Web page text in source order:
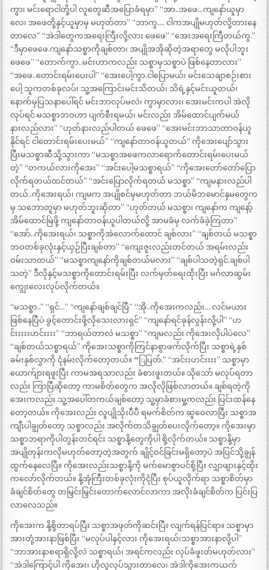
ကွာ၊ မင်းရောငါတို့ပါ လူတွေဆီအပြောခံရမှာ” “အာ..အဖေ…ကျနော်ယူမှာ
လေ၊ အဖေတို့နှင့်ယူမှာမှ မဟုတ်တာ” “ဘာကွ…. ငါကအပျိုမဟုတ်လို့တားနေ
တာလေ” “အဲဒါတွေကအရေးကြီးလို့လား ဖေဖေ” “အေးအရေးကြီတယ်ကွ.”
“ဒီမှာဖေဖေ.ကျနော်သစ္စာကိုချစ်တာ၊ အပျိုအအိုဆိုတဲ့အရာတွေ မလိုပါဘူး
ဖေဖေ” “တောက်ကွာ..မင်းဟာကလည်း သစ္စာမှသစ္စာပဲ ဖြစ်နေတာလား”
“အဖေ..တောင်းရမ်းပေးပါ” “အေးပေါ့ကွာ.ငါပြောမယ်၊ မင်းသေချာစဉ်းစား
ပေါ့ သူကတစ်ခုလပ်၊ သူ့အကြောင်းမင်းသိတယ်၊ သိရဲ့နှင့်မင်းယူတယ်၊
နောက်မှပြသနာပေါ်ရင် မင်းဘာလုပ်မလဲ၊ ကွာမှာလား၊ အေးမင်းကပါ အဲလို
လုပ်ရင် မသစ္စာဘဝဟာ ပျက်စီးရမယ်၊ မင်းလည်း အိမ်ထောင်ပျက်မယ်
နားလည်လား” “ဟုတ်နားလည်ပါတယ် ဖေဖေ” “အေးမင်းဘာသာတာဝန်ယူ
နိုင်ရင် ငါတောင်းရမ်းပေးမယ်” “ကျနော်တာဝန်ယူတယ်” ကိုအေးပျော်သွား
ပြီးမသစ္စာဆီသို့သွားကာ “မသစ္စာအဖေကလာရောက်တောင်းရမ်းပေးမယ်
တဲ့” “တကယ်လားကိုအေး” “အင်းပေါ့မသစ္စာရယ်” “ကိုအေးတော်တော်ပြော
လိုက်ရတယ်ထင်တယ်” “အင်းပြောလိုက်ရတယ် မသစ္စာ” “ကျမနားလည်ပါ
တယ်..ကိုအေးရယ်၊ ကျမက အပျိုစင်မှမဟုတ်တာ ဘယ်မိဘမောင်နှမတွေက
မှ သဘောတူမှာ မဟုတ်ဘူးဆိုတာ” “ဟုတ်တယ် မသစ္စာ၊ ကျနော်က ကျနော့်
အိမ်ထောင်မြဲဖို့ ကျနော်တာဝန်ယူပါတယ်လို့ အာမခံမှ လက်ခံခဲ့ကြတာ”
“အော်..ကိုအေးရယ်၊ သစ္စာကိုအဲလောက်တောင် ချစ်လား” “ချစ်တယ် မသစ္စာ
ဘဝတစ်ခုလုံးနှင့်ယှဉ်ပြီးချစ်တာ” “ကျေးဇူးလည်းတင်တယ် အရမ်းလည်း
ဝမ်းသာတယ်” “မသစ္စာကျနော်ကိုချစ်တယ်မလား” “ချစ်ပါသတဲ့ရှင်.ချစ်ပါ
သတဲ့” ဒီလိုနှင့်မသစ္စာကိုတောင်းရမ်းပြီး လက်မှတ်ရေးထိုးပြီး မင်္ဂလာဆွမ်း
ကျွေးလေးလုပ်လိုက်တယ်။
“မသစ္စာ..” “ရှင်…” “ကျနော်ချစ်ချင်ပြီ” “အို..ကိုအေးကလည်း… လင်မယား
ဖြစ်နေပြီပဲ ခွင့်တောင်းဖို့လိုသေးလားရှင်” “ကျနော်ရင်ခုန်လွန်းလို့ပါ” “ဟ
င်းးးးးဟင်းးးး” “ဘာရယ်တာလဲ မသစ္စာ” “ကျမလည်း ကိုအေးလိုပါပဲလေ”
“ချစ်တယ်သစ္စာရယ်” ကိုအေးသစ္စာကိုကြင်နာစွာဖက်လိုက်ပြီး သစ္စာရဲ့နှစ်
ခမ်းနှစ်လွှာကို ငုံနမ်းလိုက်တော့တယ်။ “ြပြတ်.” “အင်းးဟင်းးးး” သစ္စာမှာ
ယောက်ျားရဖူးပြီး ကာမအရသာလည်း ခံစားဖူးတယ်။ သိုသော် မလုပ်ရတာ
လည်း ကြာပြီဆိုတော့ ကာမစိတ်တွေက အလိုလိုဖြစ်လာတယ်။ ချစ်ရတဲ့ကို
အေးကလည်း သူ့အပေါ်တကယ်ချစ်တော့ သူ့မှာခံစားမှု့ကလည်း ပြင်းထန်နေ
တော့တယ်။ ကိုအေးလည်း လူပျိုသိုးပီပီ ရမက်စိတ်က ဆူဝေလာပြီး သစ္စာအ
ကျီၤပါချွတ်တော့ သစ္စာလည်း အလိုက်တသိချွတ်ပေးလိုက်တော့။ ကိုအေးမှာ
သစ္စာဘရာကိုပါတွန်းတင်ရင်း သစ္စာနို့တွေကိုပါ စို့လိုက်တယ်။ သစ္စာနို့မှာ
အပျိုတုန်းကလိုမဟုတ်တော့တဲ့အတွက် ချိုင့်ဝင်ခြင်းမရှိတော့ပဲ အပြင်သို့ချွန်
ထွက်နေလေပြီ။ ကိုအေးလည်းသစ္စာနို့ကို မက်မောစွာပင်စို့ပြီး လျှာဖျားနှင့်ထိုး
ကလော်လိုက်တယ်။ နို့အုံကြီးတစ်ခုလုံးကိုငုံပြီး စုပ်ယူလိုက်ရာ သစ္စာစိတ်မှာ
ခံချင်စိတ်တွေ တမြှင်းမြှင်းတောက်လောင်လာကာ အလိုးခံချင်စိတ်က ပြင်းပြ
လာလေသည်။
ကိုအေးက နို့စို့တာရပ်ပြီး သစ္စာအဖုတ်ကိုဆင်းပြီး လျက်ရန်ပြင်ရာ။ သစ္စာမှာ
အားတုံ့အားနာဖြစ်ပြီး “မလုပ်ပါနှင့်လား ကိုအေးရယ်၊သစ္စာအားနာလို့ပါ”
“ဘာအားနာစရာရှိလို့လဲ သစ္စာရယ်၊ အရင်ကလည်း လုပ်ခံဖူးတ်မဟုတ်လား”
“အဲဒါကြောင့်ပါ ကိုအေး၊ ဟိုလူလုပ်သွားတာလေ၊ အဲဒါကိုအေးကယက်